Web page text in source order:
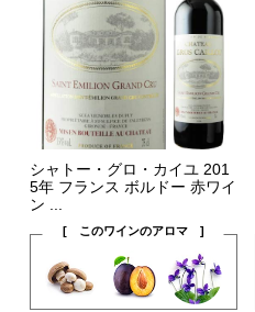
シャトー・グロ・カイユ 201
5年 フランス ボルドー 赤ワイ
ン ...
[ このワインのアロマ ]